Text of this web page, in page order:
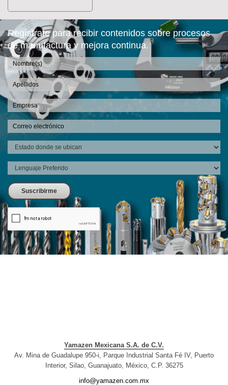
Regístrate para recibir contenidos sobre procesos
de manufactura y mejora continua.
Yamazen Mexicana S.A. de C.V.
Av. Mina de Guadalupe 950-i, Parque Industrial Santa Fé IV, Puerto
Interior, Silao, Guanajuato, México, C.P. 36275
info@yamazen.com.mx